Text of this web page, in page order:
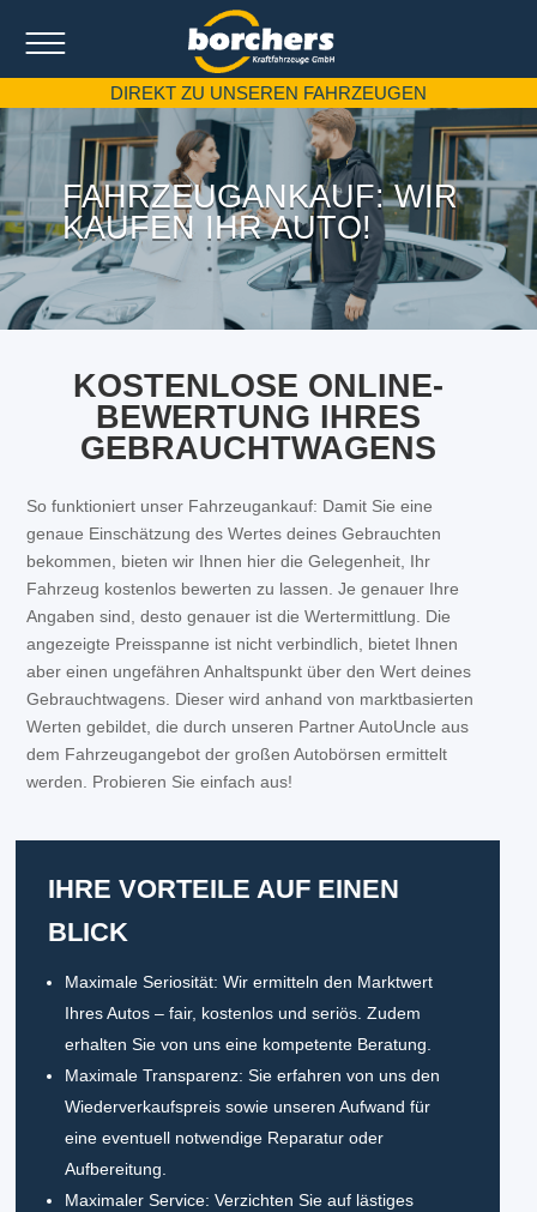
DIREKT ZU UNSEREN FAHRZEUGEN
FAHRZEUGANKAUF: WIR
KAUFEN IHR AUTO!
KOSTENLOSE ONLINE-
BEWERTUNG IHRES
GEBRAUCHTWAGENS
So funktioniert unser Fahrzeugankauf: Damit Sie eine
genaue Einschätzung des Wertes deines Gebrauchten
bekommen, bieten wir Ihnen hier die Gelegenheit, Ihr
Fahrzeug kostenlos bewerten zu lassen. Je genauer Ihre
Angaben sind, desto genauer ist die Wertermittlung. Die
angezeigte Preisspanne ist nicht verbindlich, bietet Ihnen
aber einen ungefähren Anhaltspunkt über den Wert deines
Gebrauchtwagens. Dieser wird anhand von marktbasierten
Werten gebildet, die durch unseren Partner AutoUncle aus
dem Fahrzeugangebot der großen Autobörsen ermittelt
werden. Probieren Sie einfach aus!
IHRE VORTEILE AUF EINEN
BLICK
Maximale Seriosität: Wir ermitteln den Marktwert
Ihres Autos – fair, kostenlos und seriös. Zudem
erhalten Sie von uns eine kompetente Beratung.
Maximale Transparenz: Sie erfahren von uns den
Wiederverkaufspreis sowie unseren Aufwand für
eine eventuell notwendige Reparatur oder
Aufbereitung.
Maximaler Service: Verzichten Sie auf lästiges